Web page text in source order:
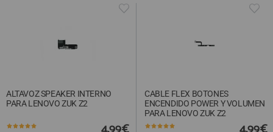
ALTAVOZ SPEAKER INTERNO
PARA LENOVO ZUK Z2
CABLE FLEX BOTONES
ENCENDIDO POWER Y VOLUMEN
PARA LENOVO ZUK Z2